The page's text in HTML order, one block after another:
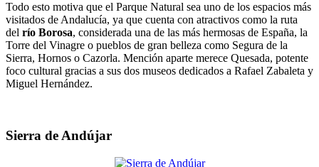
Todo esto motiva que el Parque Natural sea uno de los espacios más
visitados de Andalucía, ya que cuenta con atractivos como la ruta
del río Borosa, considerada una de las más hermosas de España, la
Torre del Vinagre o pueblos de gran belleza como Segura de la
Sierra, Hornos o Cazorla. Mención aparte merece Quesada, potente
foco cultural gracias a sus dos museos dedicados a Rafael Zabaleta y
Miguel Hernández.
Sierra de Andújar